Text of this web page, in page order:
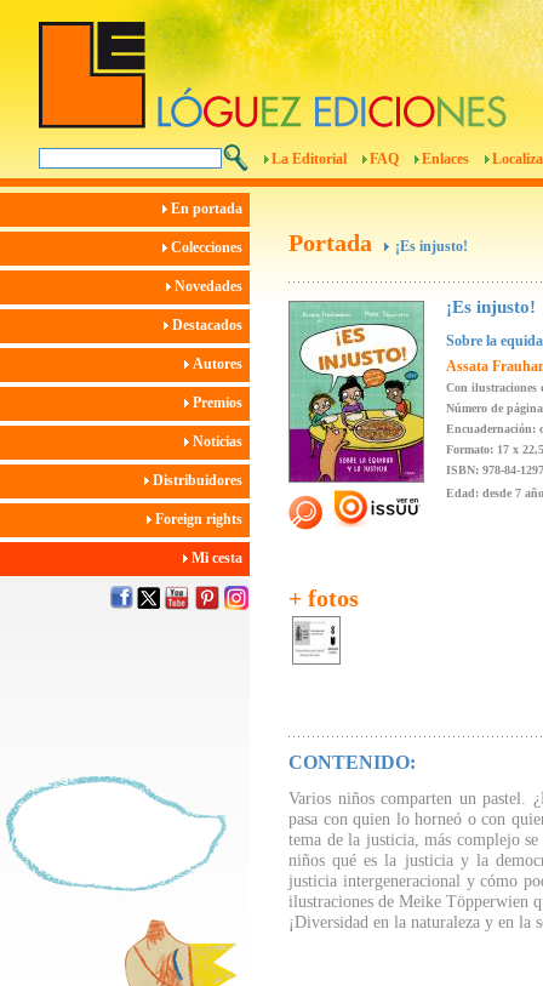
La Editorial FAQ Enlaces
En portada
Colecciones
Novedades
Destacados
Autores
Premios
Noticias
Distribuidores
Foreign rights
Mi cesta
Portada ¡Es injusto!
+ fotos
¡Es injusto!
Sobre la
Assata
Con ilustraciones
Número de
Encuadernación:
Formato: 17 x
ISBN: 978-84-
Edad: desde 7
CONTENIDO:
Varios niños comparten un pastel.
pasa con quien lo horneó o con
tema de la justicia, más complejo
niños qué es la justicia y la
justicia intergeneracional y cómo
ilustraciones de Meike Töpperwien
¡Diversidad en la naturaleza y en la